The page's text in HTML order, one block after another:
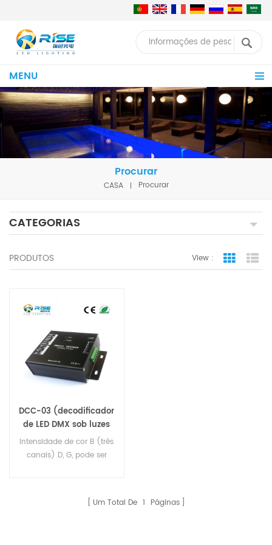
MENU
Procurar
CASA Procurar
CATEGORIAS
PRODUTOS View : Grid View
DCC-03 (decodificador
de LED DMX sob luzes
de água, luzes LED
Inground
Intensidade de cor B (três
canais) D, G, pode ser
Permite que toselect
current(0-700MA) de
Um Total De 1 Páginas